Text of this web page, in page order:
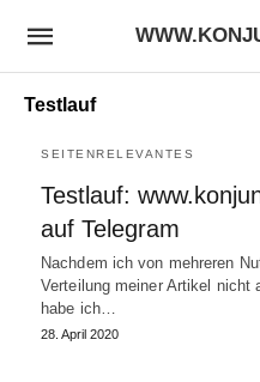
Testlauf
SEITENRELEVANTES
Testlauf:
auf Telegram
Nachdem ich von mehreren
Verteilung meiner Artikel nicht
habe ich…
28. April 2020